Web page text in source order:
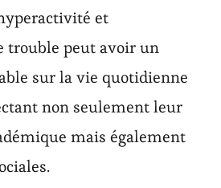
et
trouble peut avoir un
sur la vie quotidienne
non seulement leur
mais également